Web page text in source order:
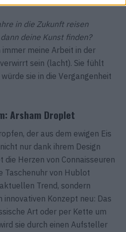
in die Zukunft reisen
deine Kunst finden?
immer meine Arbeit in der
sein (lacht). Sie fühlt
sie in die Vergangenheit
Arsham Droplet
der aus dem ewigen Eis
nur dank ihrem Design
die Herzen von Connaisseuren
Taschenuhr von Hublot
Trend, sondern
innovativen Konzept neu: Das
Art oder per Kette um
sie durch einen Aufsteller